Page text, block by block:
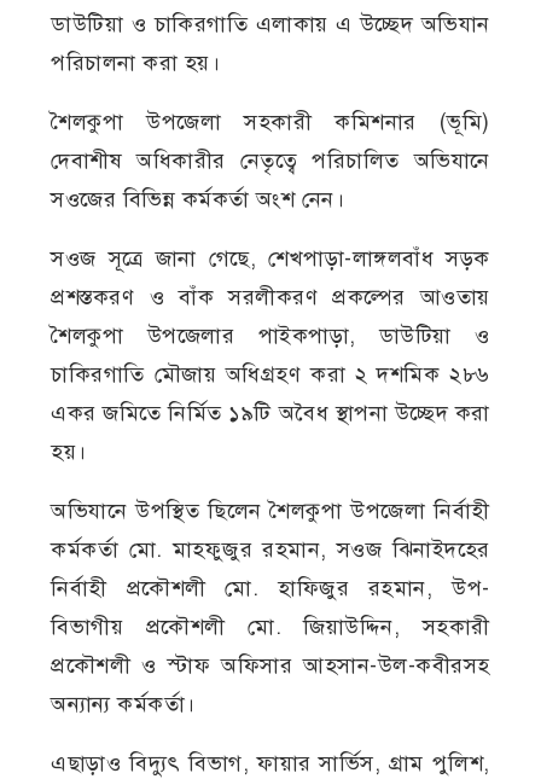
ডাউটিয়া ও চাকিরগাতি এলাকায় এ উচ্ছেদ অভিযান
পরিচালনা করা হয়।
শৈলকুপা উপজেলা সহকারী কমিশনার (ভূমি)
দেবাশীষ অধিকারীর নেতৃত্বে পরিচালিত অভিযানে
সওজের বিভিন্ন কর্মকর্তা অংশ নেন।
সওজ সূত্রে জানা গেছে, শেখপাড়া-লাঙ্গলবাঁধ সড়ক
প্রশস্তকরণ ও বাঁক সরলীকরণ প্রকল্পের আওতায়
শৈলকুপা উপজেলার পাইকপাড়া, ডাউটিয়া ও
চাকিরগাতি মৌজায় অধিগ্রহণ করা ২ দশমিক ২৮৬
একর জমিতে নির্মিত ১৯টি অবৈধ স্থাপনা উচ্ছেদ করা
হয়।
অভিযানে উপস্থিত ছিলেন শৈলকুপা উপজেলা নির্বাহী
কর্মকর্তা মো. মাহফুজুর রহমান, সওজ ঝিনাইদহের
নির্বাহী প্রকৌশলী মো. হাফিজুর রহমান, উপ-
বিভাগীয় প্রকৌশলী মো. জিয়াউদ্দিন, সহকারী
প্রকৌশলী ও স্টাফ অফিসার আহসান-উল-কবীরসহ
অন্যান্য কর্মকর্তা।
এছাড়াও বিদ্যুৎ বিভাগ, ফায়ার সার্ভিস, গ্রাম পুলিশ,